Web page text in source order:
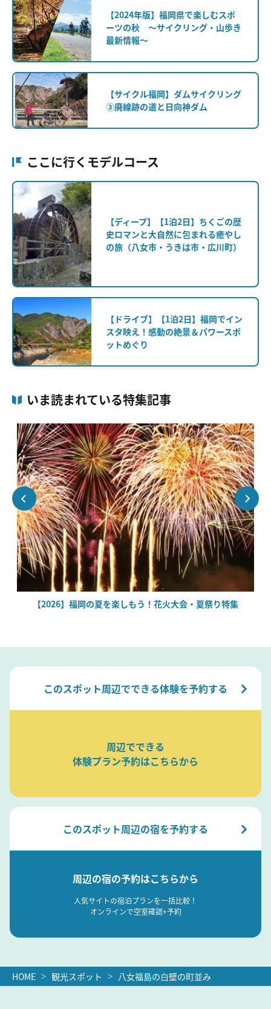
【2024年版】福岡県で楽しむスポ
ーツの秋 ～サイクリング・山歩き
最新情報～
【サイクル福岡】ダムサイクリング
③廃線跡の道と日向神ダム
ここに行くモデルコース
【ディープ】【1泊2日】ちくごの歴
史ロマンと大自然に包まれる癒やし
の旅（八女市・うきは市・広川町）
【ドライブ】【1泊2日】福岡でイン
スタ映え！感動の絶景＆パワースポ
ットめぐり
いま読まれている特集記事
【2026】福岡の夏を楽しもう！花火大会・夏祭り特集
このスポット周辺でできる体験を予約する
周辺でできる
体験プラン予約はこちらから
このスポット周辺の宿を予約する
周辺の宿の予約はこちらから
人気サイトの宿泊プランを一括比較！
オンラインで空室確認+予約
HOME 観光スポット 八女福島の白壁の町並み